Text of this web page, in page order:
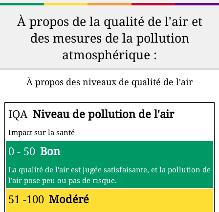
À propos de la qualité de l'air et
des mesures de la pollution
atmosphérique :
À propos des niveaux de qualité de l'air
IQA Niveau de pollution de l'air
Impact sur la santé
0 - 50 Bon
La qualité de l'air est jugée satisfaisante, et la pollution de
l'air pose peu ou pas de risque.
51 -100 Modéré